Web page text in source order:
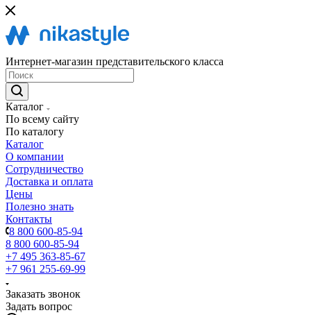
Интернет-магазин представительского класса
Каталог
По всему сайту
По каталогу
Каталог
О компании
Сотрудничество
Доставка и оплата
Цены
Полезно знать
Контакты
8 800 600-85-94
8 800 600-85-94
+7 495 363-85-67
+7 961 255-69-99
Заказать звонок
Задать вопрос